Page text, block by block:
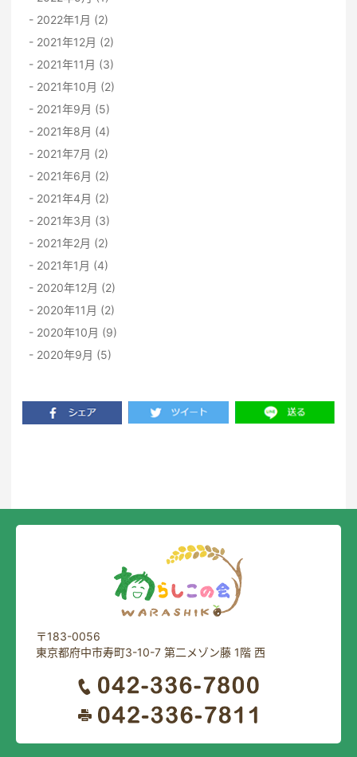
2022年1月 (2)
2021年12月 (2)
2021年11月 (3)
2021年10月 (2)
2021年9月 (5)
2021年8月 (4)
2021年7月 (2)
2021年6月 (2)
2021年4月 (2)
2021年3月 (3)
2021年2月 (2)
2021年1月 (4)
2020年12月 (2)
2020年11月 (2)
2020年10月 (9)
2020年9月 (5)
〒183-0056
東京都府中市寿町3-10-7 第二メゾン藤 1階 西